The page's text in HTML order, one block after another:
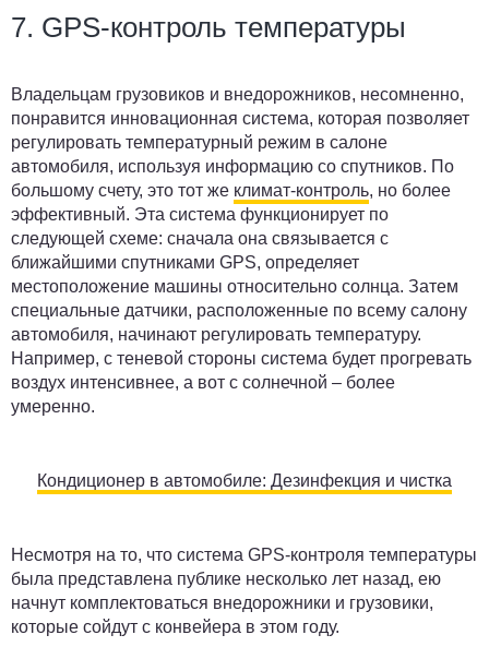
7. GPS-контроль температуры
Владельцам грузовиков и внедорожников, несомненно,
понравится инновационная система, которая позволяет
регулировать температурный режим в салоне
автомобиля, используя информацию со спутников. По
большому счету, это тот же климат-контроль, но более
эффективный. Эта система функционирует по
следующей схеме: сначала она связывается с
ближайшими спутниками GPS, определяет
местоположение машины относительно солнца. Затем
специальные датчики, расположенные по всему салону
автомобиля, начинают регулировать температуру.
Например, с теневой стороны система будет прогревать
воздух интенсивнее, а вот с солнечной – более
умеренно.
Кондиционер в автомобиле: Дезинфекция и чистка
Несмотря на то, что система GPS-контроля температуры
была представлена публике несколько лет назад, ею
начнут комплектоваться внедорожники и грузовики,
которые сойдут с конвейера в этом году.